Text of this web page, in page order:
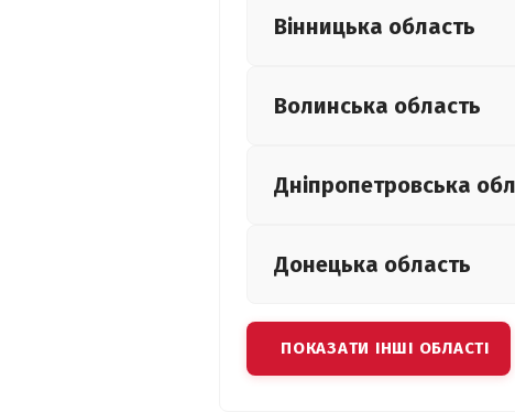
Вінницька область
Волинська область
Дніпропетровська
Донецька область
ПОКАЗАТИ ІНШІ ОБЛАСТІ